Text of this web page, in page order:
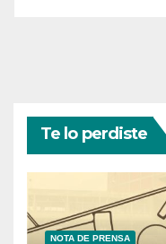
Te lo perdiste
NOTA DE PRENSA